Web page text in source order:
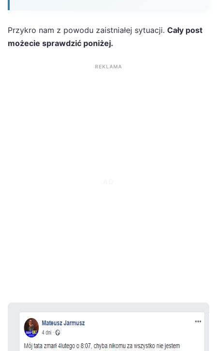
Przykro nam z powodu zaistniałej sytuacji. Cały post
możecie sprawdzić poniżej.
REKLAMA